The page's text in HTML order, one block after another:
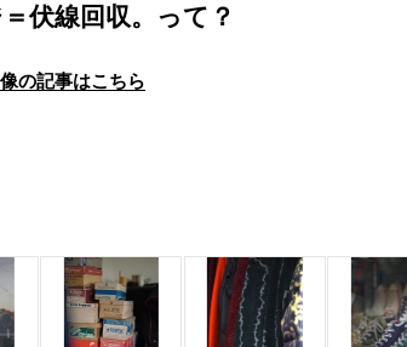
伏線回収。って？
の記事はこちら